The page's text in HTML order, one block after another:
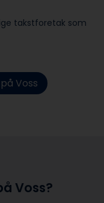
takstforetak som
Voss
Voss?